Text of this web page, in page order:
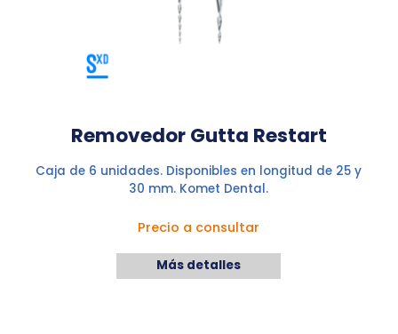
Removedor Gutta Restart
Caja de 6 unidades. Disponibles en longitud de 25 y
30 mm. Komet Dental.
Precio a consultar
Más detalles